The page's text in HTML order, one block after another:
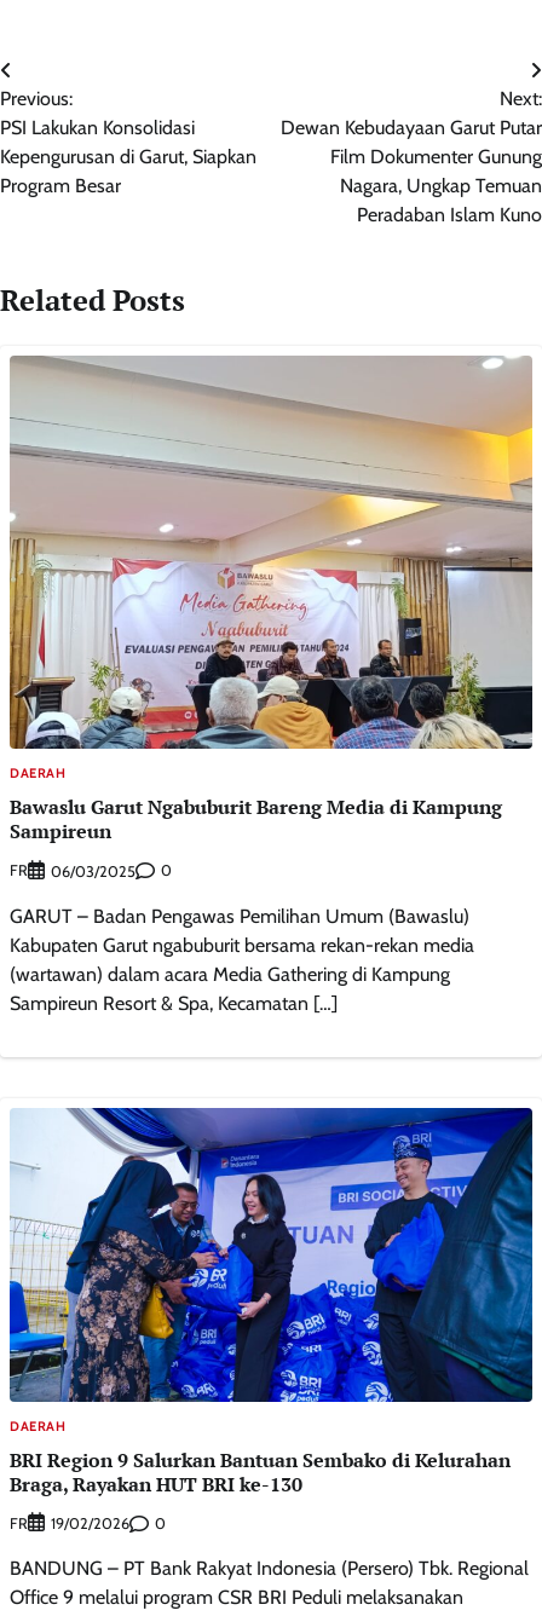
Navigasi
pos
Previous:
PSI Lakukan Konsolidasi
Kepengurusan di Garut, Siapkan
Program Besar
Next:
Dewan Kebudayaan Garut Putar
Film Dokumenter Gunung
Nagara, Ungkap Temuan
Peradaban Islam Kuno
Related Posts
DAERAH
Bawaslu Garut Ngabuburit Bareng Media di Kampung
Sampireun
FR 06/03/2025 0
GARUT – Badan Pengawas Pemilihan Umum (Bawaslu)
Kabupaten Garut ngabuburit bersama rekan-rekan media
(wartawan) dalam acara Media Gathering di Kampung
Sampireun Resort & Spa, Kecamatan […]
DAERAH
BRI Region 9 Salurkan Bantuan Sembako di Kelurahan
Braga, Rayakan HUT BRI ke-130
FR 19/02/2026 0
​BANDUNG – PT Bank Rakyat Indonesia (Persero) Tbk. Regional
Office 9 melalui program CSR BRI Peduli melaksanakan